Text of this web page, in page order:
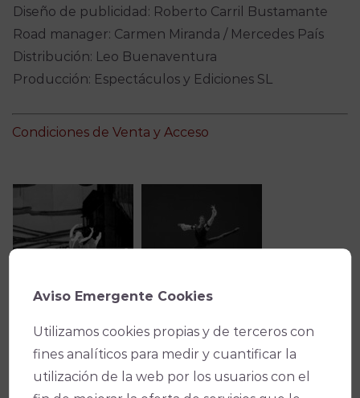
Diseño de publicidad: Roberto Carril Bustamante
Road manager: Carmen Miranda / Mercedes País
Distribución: Leo Buenaventura
Producción: Espectáculos y Ediciones SL
Condiciones de Venta y Acceso
Aviso Emergente Cookies
Utilizamos cookies propias y de terceros con
fines analíticos para medir y cuantificar la
utilización de la web por los usuarios con el